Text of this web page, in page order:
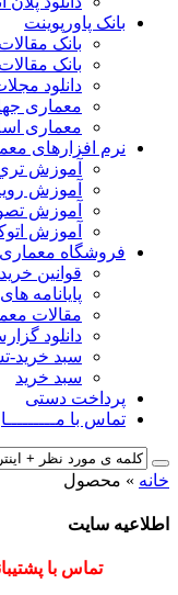
بانک پاورپوینت
بانک
بانک
دانلود
معماری
معماری
نرم افزارهای
آﻣﻮزش
آموزش
آموزش
آموزش
فروشگاه معماری
قوانین
پایانامه
مقالات
دانلود
سبد خرید-
سبد خرید
پرداخت دستی
تماس با مـــــــــا
خانه » محصول
اطلاعیه سایت
تماس با